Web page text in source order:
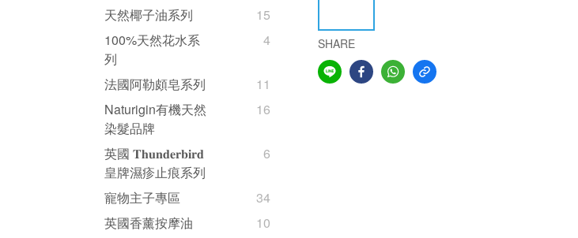
天然椰子油系列
15
100%天然花水系
列
4
法國阿勒頗皂系列
11
Naturigin有機天然
染髮品牌
16
英國 𝐓𝐡𝐮𝐧𝐝𝐞𝐫𝐛𝐢𝐫𝐝
皇牌濕疹止痕系列
6
寵物主子專區
34
英國香薰按摩油
10
SHARE